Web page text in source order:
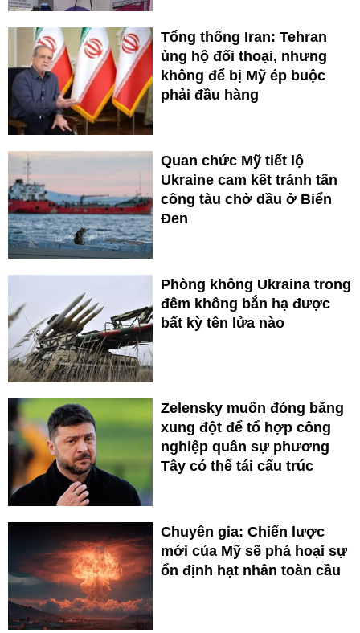
Tổng thống Iran: Tehran
ủng hộ đối thoại, nhưng
không để bị Mỹ ép buộc
phải đầu hàng
Quan chức Mỹ tiết lộ
Ukraine cam kết tránh tấn
công tàu chở dầu ở Biển
Đen
Phòng không Ukraina trong
đêm không bắn hạ được
bất kỳ tên lửa nào
Zelensky muốn đóng băng
xung đột để tổ hợp công
nghiệp quân sự phương
Tây có thể tái cấu trúc
Chuyên gia: Chiến lược
mới của Mỹ sẽ phá hoại sự
ổn định hạt nhân toàn cầu